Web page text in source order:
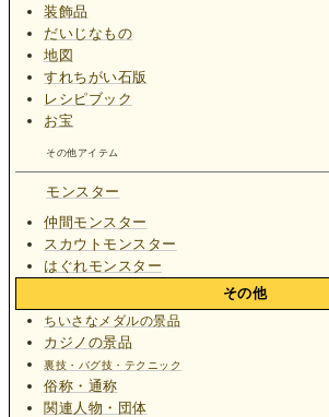
装飾品
だいじなもの
地図
すれちがい石版
レシピブック
お宝
その他アイテム
モンスター
仲間モンスター
スカウトモンスター
はぐれモンスター
その他
ちいさなメダルの景品
カジノの景品
裏技・バグ技・テクニック
俗称・通称
関連人物・団体